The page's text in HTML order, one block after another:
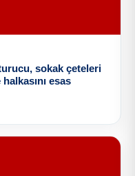
sokak çeteleri
esas